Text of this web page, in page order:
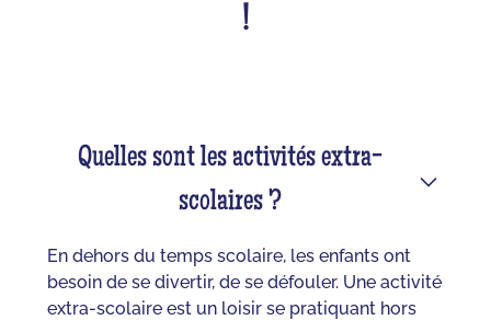
!
Quelles sont les activités extra-
scolaires ?
En dehors du temps scolaire, les enfants ont
besoin de se divertir, de se défouler. Une activité
extra-scolaire est un loisir se pratiquant hors